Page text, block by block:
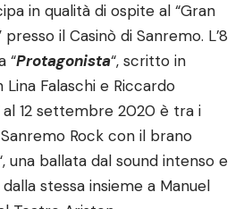
in qualità di ospite al “Gran
il Casinò di Sanremo. L’8
“Protagonista“, scritto in
Falaschi e Riccardo
12 settembre 2020 è tra i
Rock con il brano
una ballata dal sound intenso e
stessa insieme a Manuel